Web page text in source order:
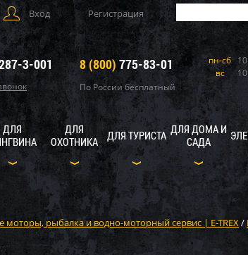
Вход Регистрация
3-001 8 (800) 775-83-01
По России бесплатный
пн-сб
вс
ДЛЯ
ДЛЯ
ОХОТНИКА
ДЛЯ ТУРИСТА ДЛЯ ДОМА И
САДА
моторы, рыбалка и водно-моторный сервис | E-TREX/